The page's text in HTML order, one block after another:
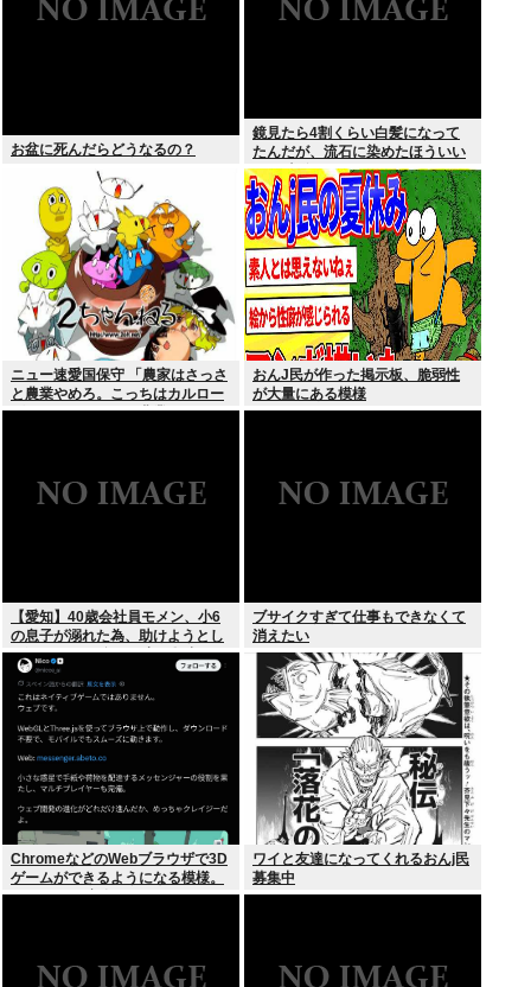
お盆に死んだらどうなるの？
鏡見たら4割くらい白髪になって
たんだが、流石に染めたほういい
の ？半分おじいちゃんでドン引き
したわ
ニュー速愛国保守 「農家はさっさ
と農業やめろ。こっちはカルロー
ズでいいんだから。農業されたら
おんJ民が作った掲示板、脆弱性
が大量にある模様
【愛知】40歳会社員モメン、小6
の息子が溺れた為、助けようとし
て溺れる なお息子は妻が救出
ブサイクすぎて仕事もできなくて
消えたい
ChromeなどのWebブラウザで3D
ゲームができるようになる模様。
Windowsは完全不要に
ワイと友達になってくれるおんj民
募集中